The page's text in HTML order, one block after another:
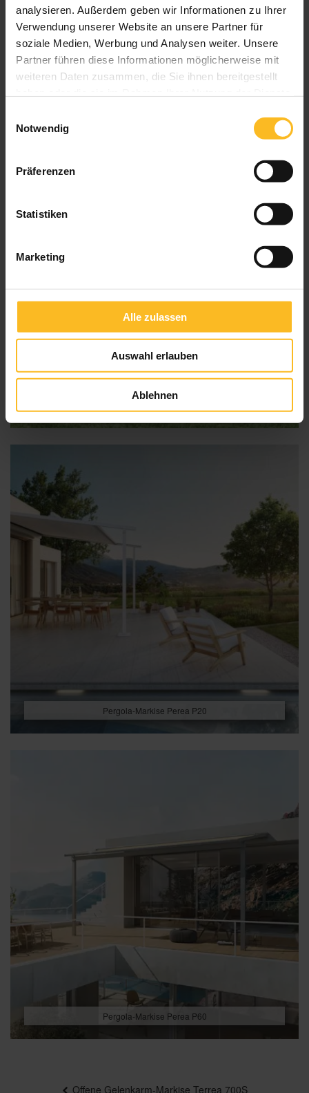
analysieren. Außerdem geben wir Informationen zu Ihrer
Verwendung unserer Website an unsere Partner für
soziale Medien, Werbung und Analysen weiter. Unsere
Partner führen diese Informationen möglicherweise mit
weiteren Daten zusammen, die Sie ihnen bereitgestellt
Notwendig
Präferenzen
Statistiken
Marketing
Alle zulassen
Auswahl erlauben
Ablehnen
Farben & Stoffe
Weitere Informationen
Pergola-Markise Perea P20
Pergola-Markise Perea P60
Offene Gelenkarm-Markise Terrea 700S